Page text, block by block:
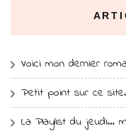
Voici mon dernier
Petit point sur ce
La Playlist du jeudi…